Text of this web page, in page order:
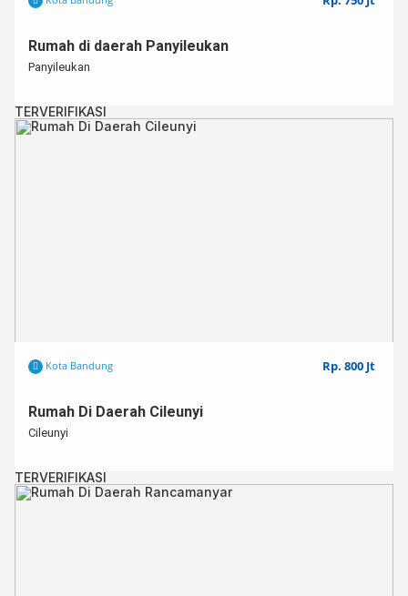
Rumah di daerah Panyileukan
Panyileukan
TERVERIFIKASI
Kota Bandung Rp. 800 Jt
Rumah Di Daerah Cileunyi
Cileunyi
TERVERIFIKASI